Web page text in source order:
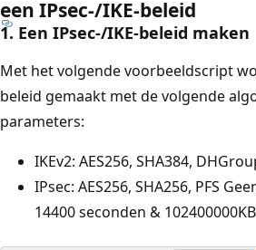
een IPsec-/IKE-beleid
1. Een IPsec-/IKE-beleid maken
Met het volgende voorbeeldscript
beleid gemaakt met de volgende
parameters:
IKEv2: AES256, SHA384,
IPsec: AES256, SHA256, PFS
14400 seconden & 102400000KB